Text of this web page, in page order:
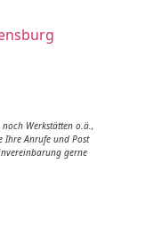
Werkstätten o.ä.,
Ihre Anrufe und Post
gerne